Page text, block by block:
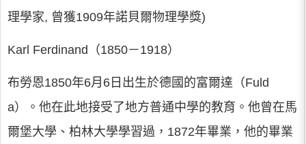
理學家, 曾獲1909年諾貝爾物理學獎)
Karl Ferdinand（1850－1918）
布勞恩1850年6月6日出生於德國的富爾達（Fuld
a）。他在此地接受了地方普通中學的教育。他曾在馬
爾堡大學、柏林大學學習過，1872年畢業，他的畢業